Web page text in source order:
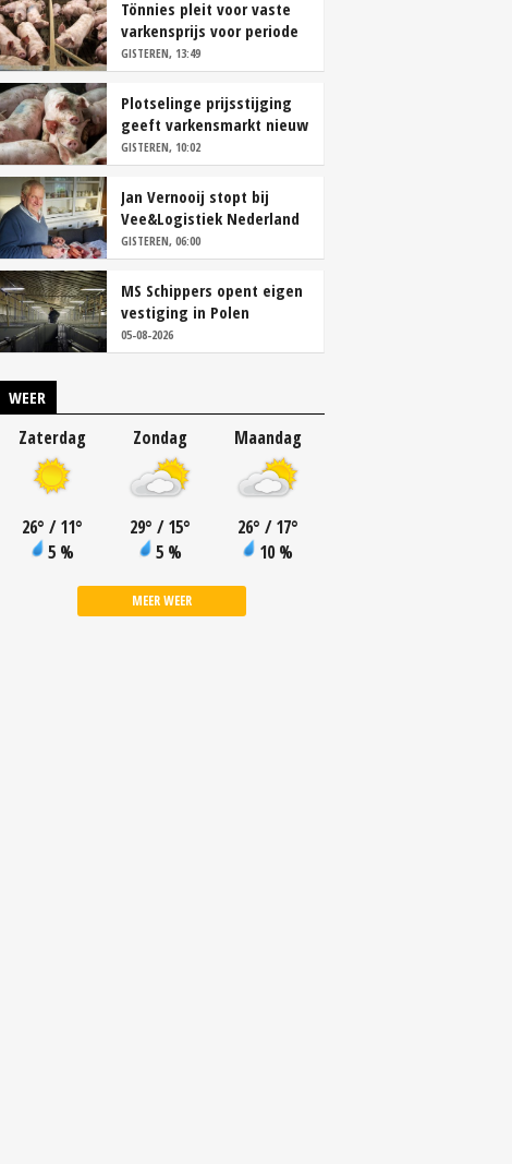
Tönnies pleit voor vaste
varkensprijs voor periode
van zes maanden
GISTEREN, 13:49
Plotselinge prijsstijging
geeft varkensmarkt nieuw
perspectief
GISTEREN, 10:02
Jan Vernooij stopt bij
Vee&Logistiek Nederland
GISTEREN, 06:00
MS Schippers opent eigen
vestiging in Polen
05-08-2026
WEER
Zaterdag
26° / 11°
5 %
Zondag
29° / 15°
5 %
Maandag
26° / 17°
10 %
MEER WEER